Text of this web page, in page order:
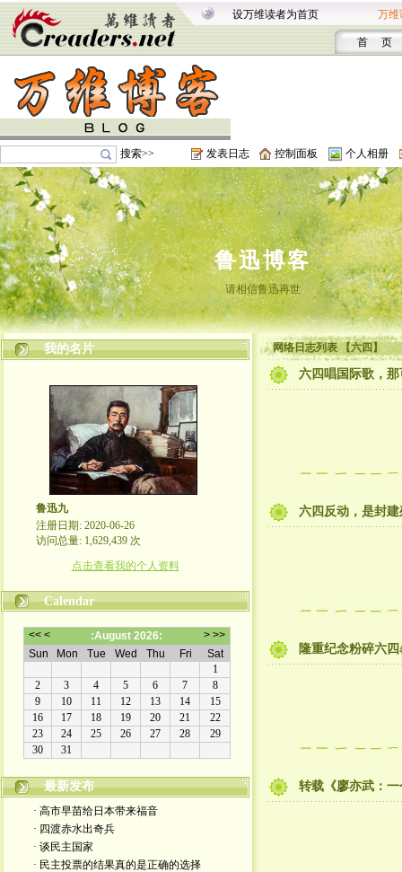
设万维读者为首页 万维
首 页
搜索>> 发表日志 控制面板 个人相册
鲁迅博客
请相信鲁迅再世
我的名片
鲁迅九
注册日期: 2020-06-26
访问总量: 1,629,439 次
点击查看我的个人资料
Calendar
最新发布
· 高市早苗给日本带来福音
· 四渡赤水出奇兵
· 谈民主国家
· 民主投票的结果真的是正确的选择
网络日志列表 【六四】
六四唱国际歌，
六四反动，是封
隆重纪念粉碎六
转载《廖亦武：